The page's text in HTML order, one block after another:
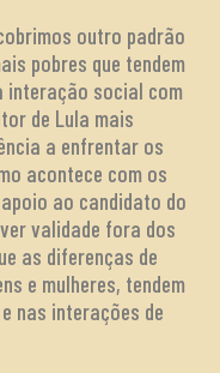
outro padrão
pobres que tendem
interação social com
de Lula mais
a enfrentar os
acontece com os
ao candidato do
validade fora dos
as diferenças de
e mulheres, tendem
nas interações de